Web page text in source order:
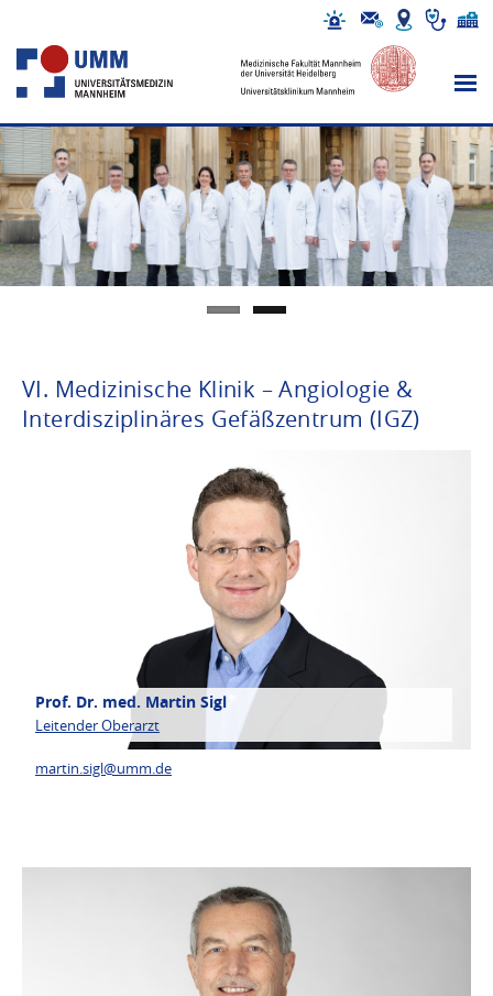
VI. Medizinische Klinik – Angiologie &
Interdisziplinäres Gefäßzentrum (IGZ)
Prof. Dr. med. Martin Sigl
Leitender Oberarzt
martin.sigl@umm.de